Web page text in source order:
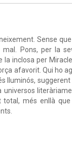
Sense
Pons, per la
inclosa per
afavorit. Qui ho
lluminós, suggerent
més enllà